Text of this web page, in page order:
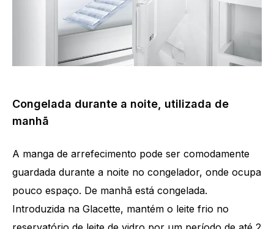
Congelada durante a noite, utilizada de
manhã
A manga de arrefecimento pode ser comodamente
guardada durante a noite no congelador, onde ocupa
pouco espaço. De manhã está congelada.
Introduzida na Glacette, mantém o leite frio no